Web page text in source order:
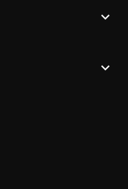
expand_more
expand_more